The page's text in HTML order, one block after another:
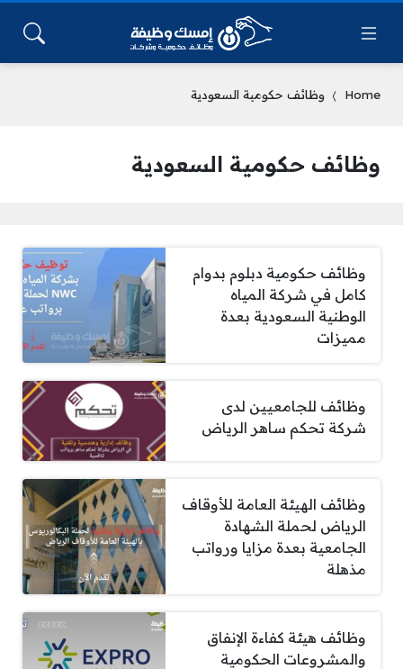
Home وظائف حكومية السعودية
وظائف حكومية السعودية
وظائف حكومية دبلوم بدوام
كامل في شركة المياه
الوطنية السعودية بعدة
مميزات
وظائف للجامعيين لدى
شركة تحكم ساهر الرياض
وظائف الهيئة العامة للأوقاف
الرياض لحملة الشهادة
الجامعية بعدة مزايا ورواتب
مذهلة
وظائف هيئة كفاءة الإنفاق
والمشروعات الحكومية